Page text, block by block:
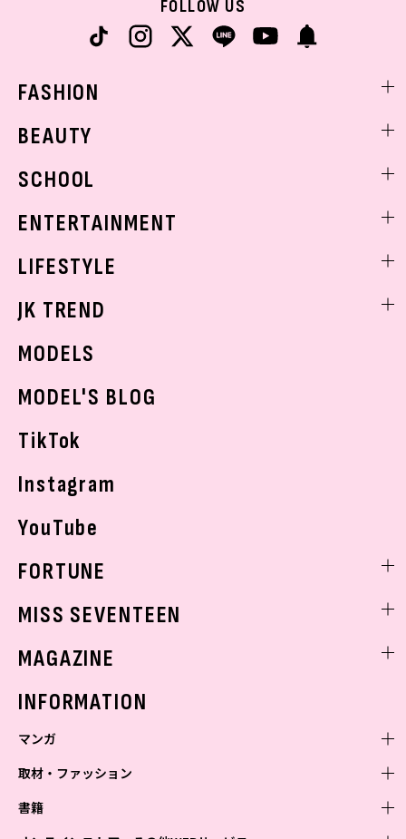
FOLLOW US
FASHION
着回し
BEAUTY
ベストコスメ
ボディケア
SCHOOL
学校ヘアメイク
ENTERTAINMENT
K-POP
LIFESTYLE
モデルの購入品
おでかけ
JK TREND
MODELS
MODEL'S BLOG
TikTok
Instagram
YouTube
FORTUNE
MISS SEVENTEEN
MAGAZINE
INFORMATION
マンガ
少年マンガ
青年マンガ
取材・ファッション
ファッション・美容
書籍